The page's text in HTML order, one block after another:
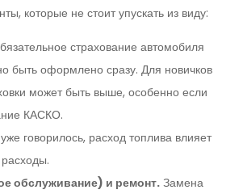
которые не стоит упускать из виду:
страхование автомобиля
оформлено сразу. Для новичков
может быть выше, особенно если
КАСКО.
говорилось, расход топлива влияет
обслуживание) и ремонт. Замена